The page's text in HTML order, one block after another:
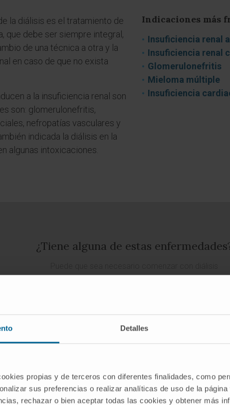
Detalles
propias y de terceros con diferentes finalidades, como
sus preferencias o realizar analíticas de uso de la página
rechazar o bien aceptar todas las cookies y obtener más
la diálisis es el tratamiento de
que debe ser siempre integral,
de una técnica a otra y la
en caso de que no exista
a la insuficiencia renal son
son: glomerulonefritis,
nefropatías vasculares y
indicada la diálisis en la
algunas intoxicaciones.
Indicaciones más
Insuficiencia renal
Insuficiencia renal
Glomerulonefritis
Mieloma múltiple
Insuficiencia
¿Tiene alguna de estas